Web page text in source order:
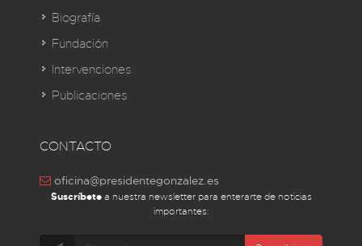
Biografía
Fundación
Intervenciones
Publicaciones
CONTACTO
oficina@presidentegonzalez.es
Suscríbetea nuestra newsletter para enterarte de noticias
importantes: